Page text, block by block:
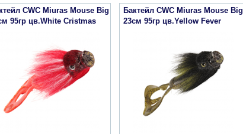
CWC Miuras Mouse Big
95гр цв.White Cristmas
Бактейл CWC Miuras Mouse Big
23см 95гр цв.Yellow Fever